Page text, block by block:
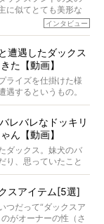
に似てとても美形な
タグラムでは、ラナ
の誕生日に小池さん
つけて撮影に参加
インタビュー
遭遇したダックス
た【動画】
ライズを仕掛けた様
するというもの。
いて追いかけたり、
レバレなドッキリ
ん【動画】
ダックス。妹犬のバ
り、思っていたこと
全開なダックスの様
スアイテム[5選]
つだって“ダックスア
がオーナーの性（さ